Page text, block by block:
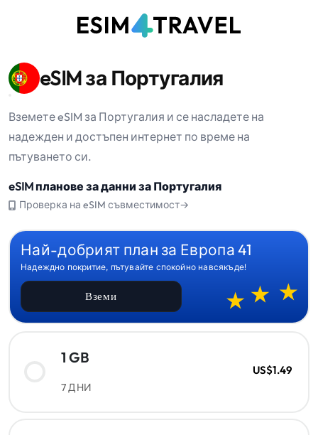
eSIM за Португалия
Вземете eSIM за Португалия и се насладете на
надежден и достъпен интернет по време на
пътуването си.
eSIM планове за данни за Португалия
Проверка на eSIM съвместимост→
Най-добрият план за Европа 41
Надеждно покритие, пътувайте спокойно навсякъде!
Вземи
1 GB
7 ДНИ
US$1.49